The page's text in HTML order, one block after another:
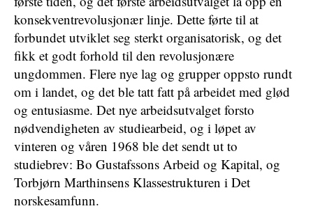
konsekventrevolusjonær linje. Dette førte til at
forbundet utviklet seg sterkt organisatorisk, og det
fikk et godt forhold til den revolusjonære
ungdommen. Flere nye lag og grupper oppsto rundt
om i landet, og det ble tatt fatt på arbeidet med glød
og entusiasme. Det nye arbeidsutvalget forsto
nødvendigheten av studiearbeid, og i løpet av
vinteren og våren 1968 ble det sendt ut to
studiebrev: Bo Gustafssons Arbeid og Kapital, og
Torbjørn Marthinsens Klassestrukturen i Det
norskesamfunn.